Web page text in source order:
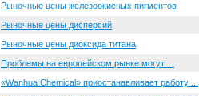
Рыночные цены железоокисных пигментов
Рыночные цены дисперсий
Рыночные цены диоксида титана
Проблемы на европейском рынке могут ...
«Wanhua Chemical» приостанавливает работу ...